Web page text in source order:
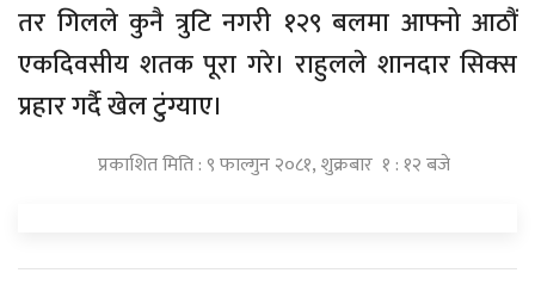
तर गिलले कुनै त्रुटि नगरी १२९ बलमा आफ्नो आठौं
एकदिवसीय शतक पूरा गरे। राहुलले शानदार सिक्स
प्रहार गर्दै खेल टुंग्याए।
प्रकाशित मिति : ९ फाल्गुन २०८१, शुक्रबार १ : १२ बजे